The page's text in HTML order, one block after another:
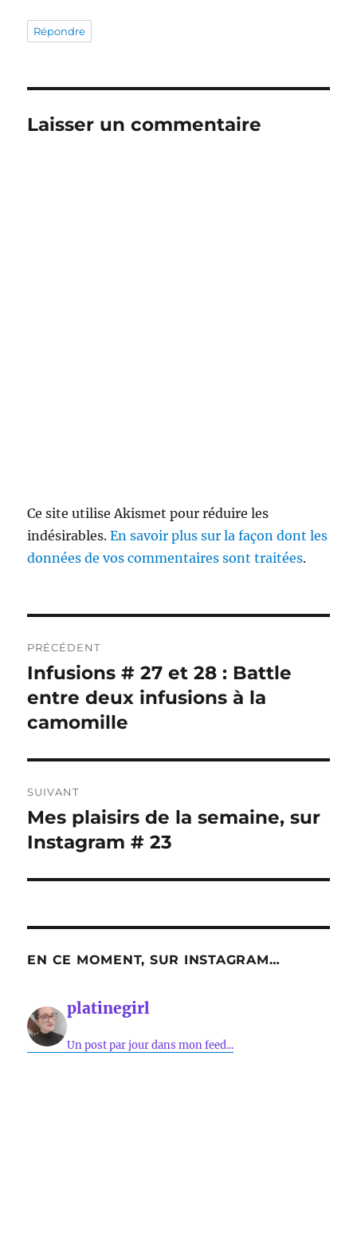
Répondre
Laisser un commentaire
Ce site utilise Akismet pour réduire les
indésirables.En savoir plus sur la façon dont les
données de vos commentaires sont traitées.
de
l’article
PRÉCÉDENT
Publication
précédente :
Infusions # 27 et 28 : Battle
entre deux infusions à la
camomille
SUIVANT
Publication
suivante :
Mes plaisirs de la semaine, sur
Instagram # 23
EN CE MOMENT, SUR INSTAGRAM…
platinegirl
Un post par jour dans mon feed...